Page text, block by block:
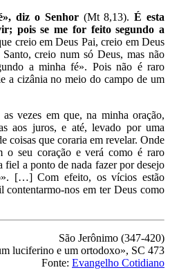
diz o Senhor(Mt 8,13). É esta
pois se me for feito segundo a
creio em Deus Pai, creio em Deus
creio num só Deus, mas não
a minha fé». Pois não é raro
a cizânia no meio do campo de um
vezes em que, na minha oração,
aos juros, e até, levado por uma
coisas que coraria em revelar. Onde
o seu coração e verá como é raro
fiel a ponto de nada fazer por desejo
[…] Com efeito, os vícios estão
nos em ter Deus como
São Jerônimo (347-420)
luciferino e um ortodoxo», SC 473
Fonte: Evangelho Cotidiano